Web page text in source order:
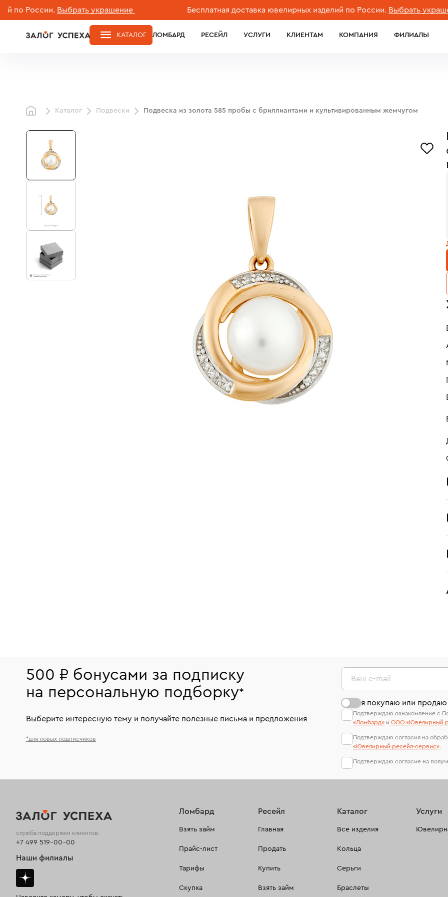
России. Выбрать украшение Бесплатная доставка ювелирных изделий по России. Выбрать украшение
ЛОМБАРД РЕСЕЙЛ УСЛУГИ КЛИЕНТАМ КОМПАНИЯ ФИЛИАЛЫ
КАТАЛОГ
Каталог Подвески Подвеска из золота 585 пробы с бриллиантами и культивированным жемчугом
500 ₽ бонусами за подписку
на персональную подборку*
Выберите интересную тему и получайте полезные письма и предложения
*для новых подписчиков
Ваш e-mail
я покупаю или
Подтверждаю ознакомление с
«Ломбард» и ООО «Ювелирный
Подтверждаю согласия на
«Ювелирный ресейл-сервиc».
Подтверждаю согласие на
Ломбард
Взять займ
Прайс-лист
Тарифы
Скупка
Ресейл
Главная
Продать
Купить
Взять займ
Каталог
Все изделия
Кольца
Серьги
Браслеты
Услуги
служба поддержки клиентов:
+7 499 519-00-00
Наши филиалы